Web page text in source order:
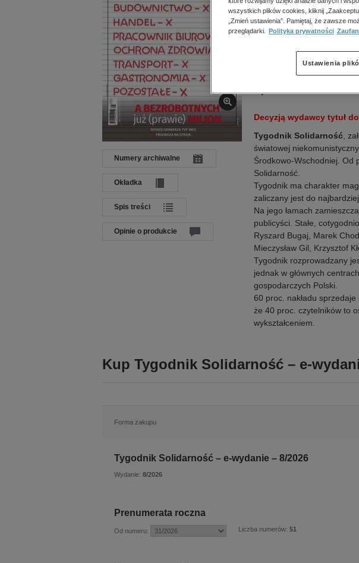
Numery archiwalne
Okładka
Spis treści
Opinie o produkcie
Data wydania:24.02.2026
Język publikacji:
polski
Wydawca:Tysol Sp. zo.o
Decyzją wydawcy tytuł
Tygodnik Solidarność ,
światowej
Środkowo-Wschodniej. Od
Solidarność.
Tygodnik ma charakter
zaliczany jest do
Na jego łamach
publicyści. Stałe,
Ryszard Bugaj, Marek
Mieczysław Gil, Krzysztof
Tygodnik rozprowadzany
jednak w głównych
gospodarczych Polski.
60 proc. nakładu
że 40 proc. czytelników to
wykształceniem.
Kup Tygodnik Solidarność – e-
Forma zakupu
Tygodnik Solidarność – e-wydanie – 8/2026
Wydanie: 8/2026
Prenumerata roczna
Od numeru: Liczba numerów: 51
wszystkich plików cookies, kliknij
„Zmień ustawienia”. Pamiętaj, że zawsze
przeglądarki.
Polityka prywatności
Ustawienia